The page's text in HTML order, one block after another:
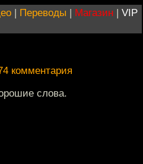
| Переводы | Магазин | VIP
комментария
слова.